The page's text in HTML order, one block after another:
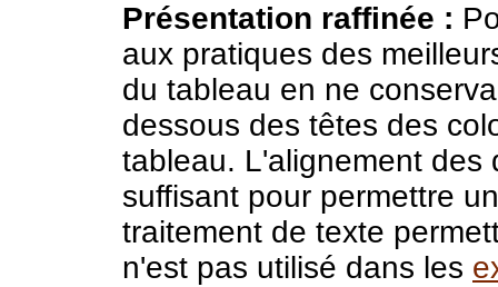
Présentation raffinée :
aux pratiques des
du tableau en ne
dessous des têtes des
tableau. L'alignement des
suffisant pour permettre
traitement de texte
n'est pas utilisé dans les